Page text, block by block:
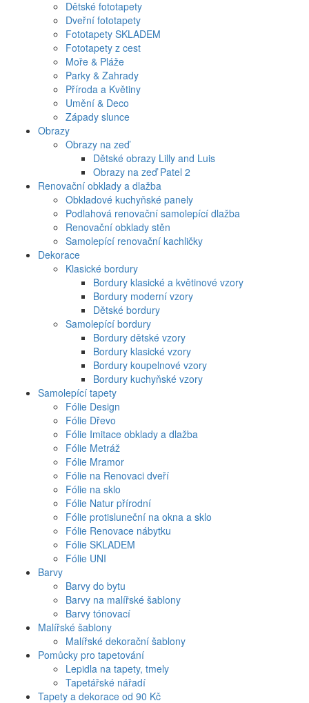
Dětské fototapety
Dveřní fototapety
Fototapety SKLADEM
Fototapety z cest
Moře & Pláže
Parky & Zahrady
Příroda a Květiny
Umění & Deco
Západy slunce
Obrazy
Obrazy na zeď
Dětské obrazy Lilly and Luis
Obrazy na zeď Patel 2
Renovační obklady a dlažba
Obkladové kuchyňské panely
Podlahová renovační samolepící dlažba
Renovační obklady stěn
Samolepící renovační kachličky
Dekorace
Klasické bordury
Bordury klasické a květinové vzory
Bordury moderní vzory
Dětské bordury
Samolepící bordury
Bordury dětské vzory
Bordury klasické vzory
Bordury koupelnové vzory
Bordury kuchyňské vzory
Samolepící tapety
Fólie Design
Fólie Dřevo
Fólie Imitace obklady a dlažba
Fólie Metráž
Fólie Mramor
Fólie na Renovaci dveří
Fólie na sklo
Fólie Natur přírodní
Fólie protisluneční na okna a sklo
Fólie Renovace nábytku
Fólie SKLADEM
Fólie UNI
Barvy
Barvy do bytu
Barvy na malířské šablony
Barvy tónovací
Malířské šablony
Malířské dekorační šablony
Pomůcky pro tapetování
Lepidla na tapety, tmely
Tapetářské nářadí
Tapety a dekorace od 90 Kč